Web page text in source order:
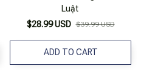
Luật
$28.99 USD $39.99 USD
ADD TO CART